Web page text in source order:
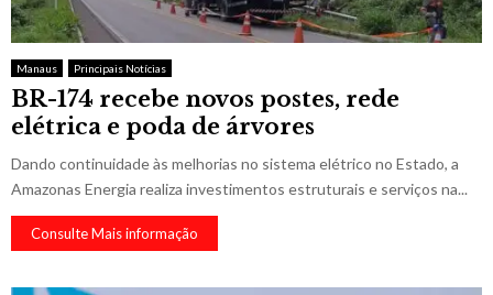
Manaus Principais Notícias
BR-174 recebe novos postes, rede
elétrica e poda de árvores
Dando continuidade às melhorias no sistema elétrico no Estado, a
Amazonas Energia realiza investimentos estruturais e serviços na...
Consulte Mais informação